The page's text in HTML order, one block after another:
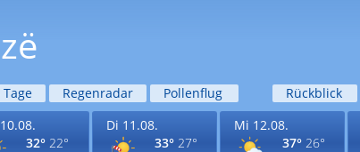
Tage Regenradar Pollenflug
Rückblick
32° 22°
Di 11.08.
33° 27°
Mi 12.08.
37° 26°